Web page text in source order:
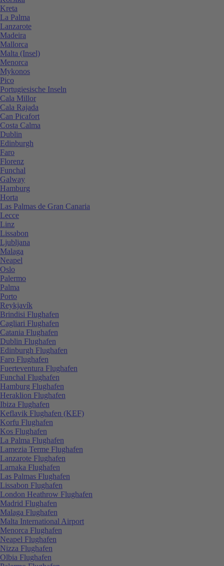
Kreta
La Palma
Lanzarote
Madeira
Mallorca
Malta (Insel)
Menorca
Mykonos
Pico
Portugiesische Inseln
Cala Millor
Cala Rajada
Can Picafort
Costa Calma
Dublin
Edinburgh
Faro
Florenz
Funchal
Galway
Hamburg
Horta
Las Palmas de Gran Canaria
Lecce
Linz
Lissabon
Ljubljana
Malaga
Neapel
Oslo
Palermo
Palma
Porto
Reykjavík
Brindisi Flughafen
Cagliari Flughafen
Catania Flughafen
Dublin Flughafen
Edinburgh Flughafen
Faro Flughafen
Fuerteventura Flughafen
Funchal Flughafen
Hamburg Flughafen
Heraklion Flughafen
Ibiza Flughafen
Keflavik Flughafen (KEF)
Korfu Flughafen
Kos Flughafen
La Palma Flughafen
Lamezia Terme Flughafen
Lanzarote Flughafen
Larnaka Flughafen
Las Palmas Flughafen
Lissabon Flughafen
London Heathrow Flughafen
Madrid Flughafen
Malaga Flughafen
Malta International Airport
Menorca Flughafen
Neapel Flughafen
Nizza Flughafen
Olbia Flughafen